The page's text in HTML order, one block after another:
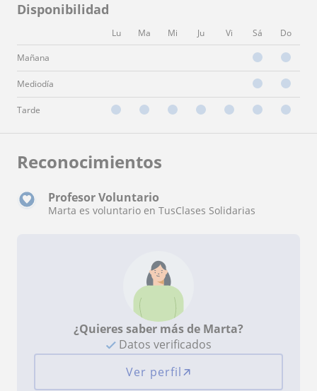
Disponibilidad
Lu Ma Mi Ju Vi Sá Do
Mañana
Mediodía
Tarde
Reconocimientos
Profesor Voluntario
Marta es voluntario en TusClases Solidarias
¿Quieres saber más de Marta?
Datos verificados
Ver perfil